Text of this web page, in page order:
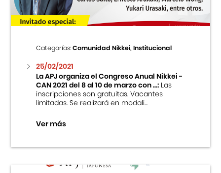
Categorías:Comunidad Nikkei, Institucional
25/02/2021
La APJ organiza el Congreso Anual Nikkei -
CAN 2021 del 8 al 10 de marzo con ...:Las
inscripciones son gratuitas. Vacantes
limitadas. Se realizará en modali...
Ver más